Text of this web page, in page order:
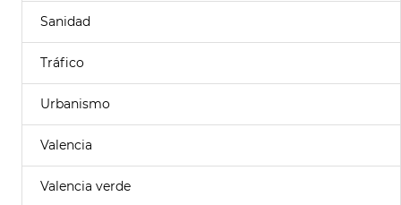
Sanidad
Tráfico
Urbanismo
Valencia
Valencia verde